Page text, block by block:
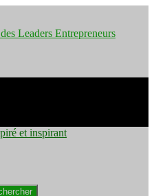
Pourquoi
et inspirant